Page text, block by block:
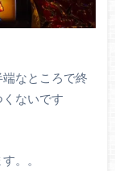
なところで終
ないです
。。